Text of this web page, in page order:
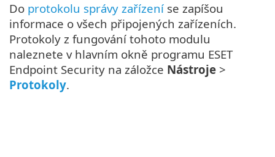
Do protokolu správy zařízení se zapíšou
informace o všech připojených zařízeních.
Protokoly z fungování tohoto modulu
naleznete v hlavním okně programu ESET
Endpoint Security na záložce Nástroje >
Protokoly.